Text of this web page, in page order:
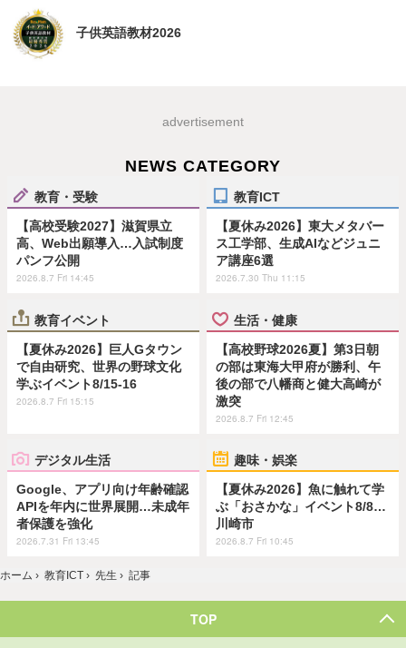
子供英語教材2026
advertisement
NEWS CATEGORY
教育・受験
【高校受験2027】滋賀県立
高、Web出願導入…入試制度
パンフ公開
2026.8.7 Fri 14:45
教育ICT
【夏休み2026】東大メタバー
ス工学部、生成AIなどジュニ
ア講座6選
2026.7.30 Thu 11:15
教育イベント
【夏休み2026】巨人Gタウン
で自由研究、世界の野球文化
学ぶイベント8/15-16
2026.8.7 Fri 15:15
生活・健康
【高校野球2026夏】第3日朝
の部は東海大甲府が勝利、午
後の部で八幡商と健大高崎が
激突
2026.8.7 Fri 12:45
デジタル生活
Google、アプリ向け年齢確認
APIを年内に世界展開…未成年
者保護を強化
2026.7.31 Fri 13:45
趣味・娯楽
【夏休み2026】魚に触れて学
ぶ「おさかな」イベント8/8…
川崎市
2026.8.7 Fri 10:45
ホーム › 教育ICT › 先生 › 記事
TOP